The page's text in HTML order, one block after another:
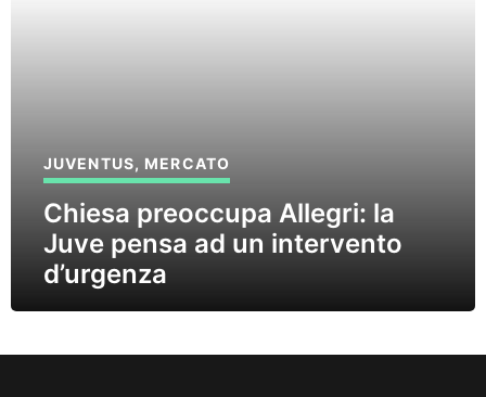
JUVENTUS, MERCATO
Chiesa preoccupa Allegri: la
Juve pensa ad un intervento
d’urgenza